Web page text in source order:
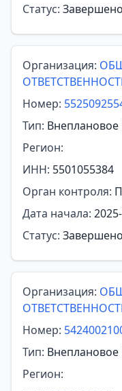
Статус: Завершено
Организация:
Номер:
Тип:
Регион:
ИНН: 5501055384
Орган контроля:
Дата начала:
Статус: Завершено
Организация:
Номер:
Тип:
Регион: